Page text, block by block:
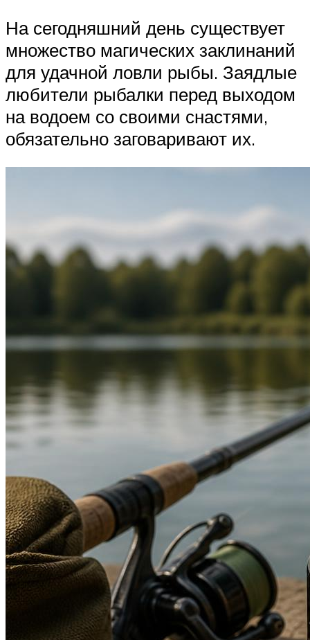
На сегодняшний день существует
множество магических заклинаний
для удачной ловли рыбы. Заядлые
любители рыбалки перед выходом
на водоем со своими снастями,
обязательно заговаривают их.